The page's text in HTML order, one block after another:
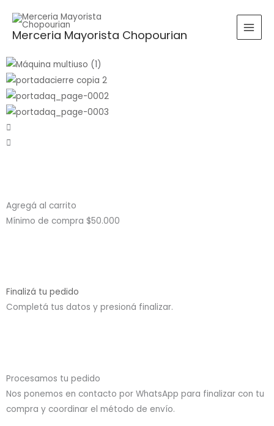
contenido
Merceria Mayorista Chopourian
Buscar
por:
BUSCAR
Agregá al carrito
Mínimo de compra $50.000
Finalizá tu pedido
Completá tus datos y presioná finalizar.
Procesamos tu pedido
Nos ponemos en contacto por WhatsApp para finalizar con tu
compra y coordinar el método de envío.